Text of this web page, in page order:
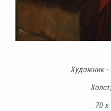
Художник -
70 х